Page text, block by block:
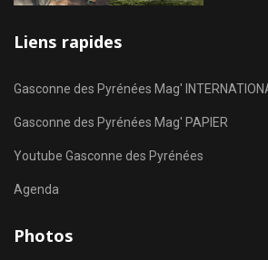
Liens rapides
Gasconne des Pyrénées Mag'
Gasconne des Pyrénées Mag' PAPIER
Youtube Gasconne des Pyrénées
Agenda
Photos